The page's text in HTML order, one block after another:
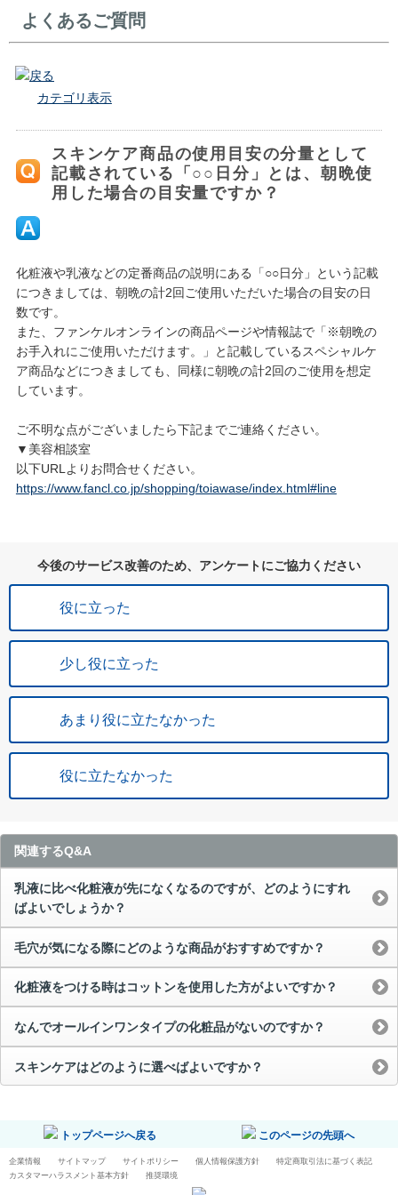
よくあるご質問
戻る
カテゴリ表示
スキンケア商品の使用目安の分量として
記載されている「○○日分」とは、朝晩使
用した場合の目安量ですか？
化粧液や乳液などの定番商品の説明にある「○○日分」という記載
につきましては、朝晩の計2回ご使用いただいた場合の目安の日
数です。
また、ファンケルオンラインの商品ページや情報誌で「※朝晩の
お手入れにご使用いただけます。」と記載しているスペシャルケ
ア商品などにつきましても、同様に朝晩の計2回のご使用を想定
しています。
ご不明な点がございましたら下記までご連絡ください。
▼美容相談室
以下URLよりお問合せください。
https://www.fancl.co.jp/shopping/toiawase/index.html#line
今後のサービス改善のため、アンケートにご協力ください
役に立った
少し役に立った
あまり役に立たなかった
役に立たなかった
関連するQ&A
乳液に比べ化粧液が先になくなるのですが、どのようにすれ
ばよいでしょうか？
毛穴が気になる際にどのような商品がおすすめですか？
化粧液をつける時はコットンを使用した方がよいですか？
なんでオールインワンタイプの化粧品がないのですか？
スキンケアはどのように選べばよいですか？
トップページへ戻る このページの先頭へ
企業情報 サイトマップ サイトポリシー 個人情報保護方針
特定商取引法に基づく表記
カスタマーハラスメント基本方針
推奨環境